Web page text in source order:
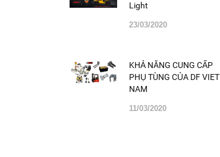
Light
23/03/2020
KHẢ NĂNG CUNG CẤP
PHỤ TÙNG CỦA DF VIET
NAM
11/03/2020